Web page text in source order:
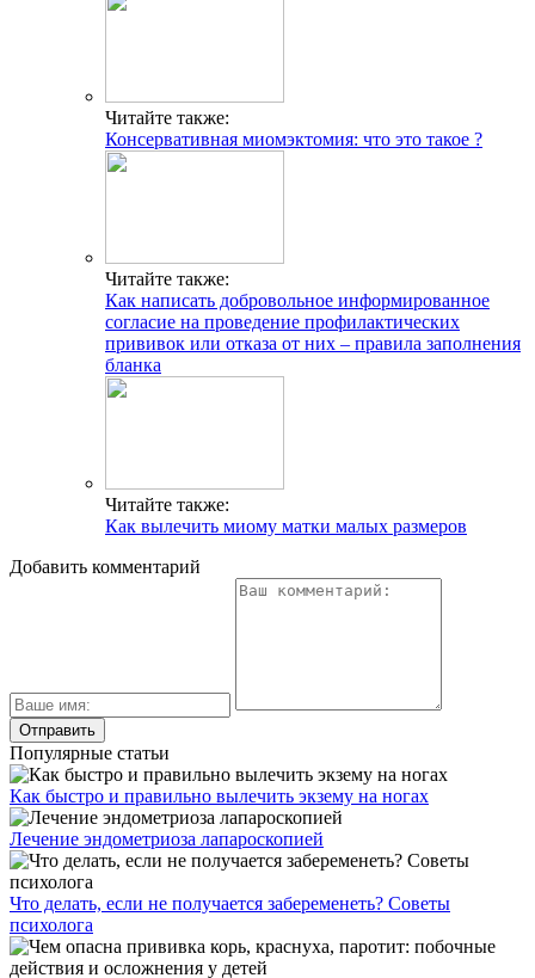
Читайте также:
Консервативная миомэктомия: что это такое ?
Читайте также:
Как написать добровольное информированное
согласие на проведение профилактических
прививок или отказа от них – правила заполнения
бланка
Читайте также:
Как вылечить миому матки малых размеров
Добавить комментарий
Популярные статьи
Как быстро и правильно вылечить экзему на ногах
Лечение эндометриоза лапароскопией
Что делать, если не получается забеременеть? Советы
психолога